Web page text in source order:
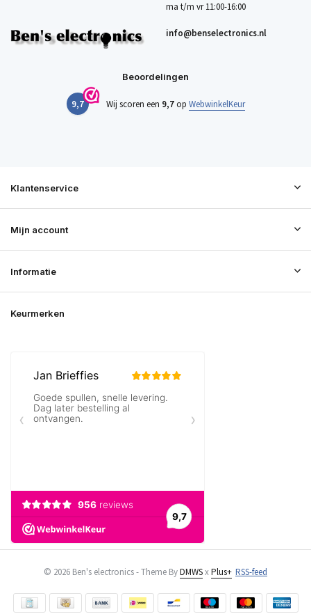
ma t/m vr 11:00-16:00
info@benselectronics.nl
Beoordelingen
9,7 Wij scoren een 9,7op WebwinkelKeur
Klantenservice
Mijn account
Informatie
Keurmerken
© 2026 Ben's electronics - Theme ByDMWSxPlus+ RSS-feed